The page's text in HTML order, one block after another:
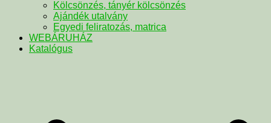
Kölcsönzés, tányér kölcsönzés
Ajándék utalvány
Egyedi feliratozás, matrica
WEBÁRUHÁZ
Katalógus